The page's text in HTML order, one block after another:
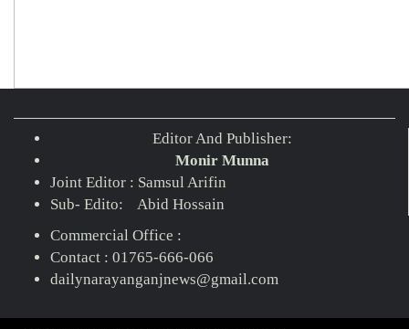
Editor And Publisher:
Monir Munna
Joint Editor : Samsul Arifin
Sub- Edito: Abid Hossain
Commercial Office :
Contact : 01765-666-066
dailynarayanganjnews@gmail.com